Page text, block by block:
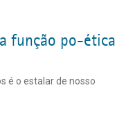
função po-ética
é o estalar de nosso